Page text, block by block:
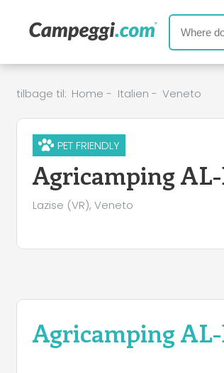
tilbage til: Home - Italien - Veneto
PET FRIENDLY
Agricamping
Lazise (VR), Veneto
Agricamping